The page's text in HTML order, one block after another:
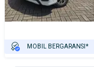
MOBIL BERGARANSI*